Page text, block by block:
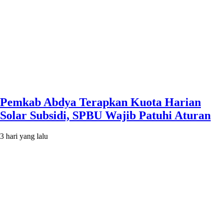
Pemkab Abdya Terapkan Kuota Harian
Solar Subsidi, SPBU Wajib Patuhi Aturan
3 hari yang lalu